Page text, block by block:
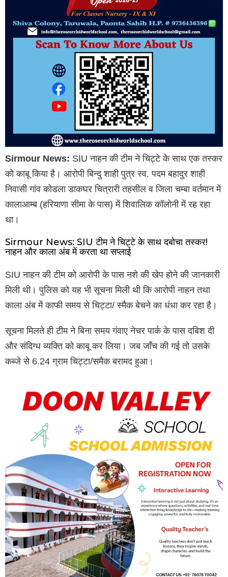
Sirmour News: SIU नाहन की टीम ने चिट्टे के साथ एक तस्कर
को काबू किया है। आरोपी बिन्दु शाही पुत्र स्व. पदम बहादुर शाही
निवासी गांव कोडला डाकघर चित्रारी तहसील व जिला चम्बा वर्तमान में
कालाआम्ब (हरियाणा सीमा के पास) में शिवालिक कॉलोनी में रह रहा
था।
Sirmour News: SIU टीम ने चिट्टे के साथ दबोचा तस्कर!
नाहन और काला अंब में करता था सप्लाई
SIU नाहन की टीम को आरोपी के पास नशे की खेप होने की जानकारी
मिली थी। पुलिस को यह भी सूचना मिली थी कि आरोपी नाहन तथा
काला अंब में काफी समय से चिट्टा/ स्मैक बेचने का धंधा कर रहा है।
सूचना मिलते ही टीम ने बिना समय गंवाए नेचर पार्क के पास दबिश दी
और संदिग्ध व्यक्ति को काबू कर लिया। जब जाँच की गई तो उसके
कब्जे से 6.24 ग्राम चिट्टा/समैक बरामद हुआ।